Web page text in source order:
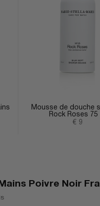
Mousse de douche
Rock Roses 75
Prix de
€ 9
Poivre Noir